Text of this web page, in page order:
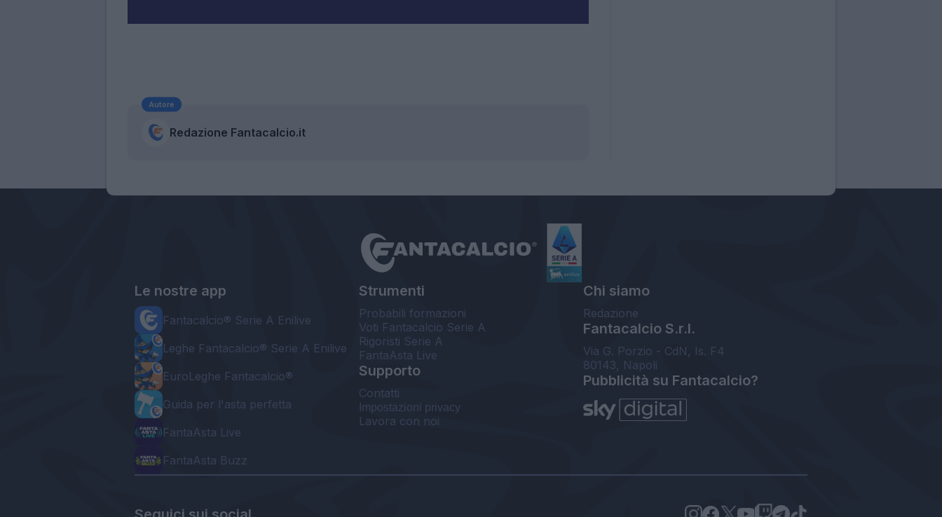
Autore
Redazione Fantacalcio.it
Le nostre app
Fantacalcio® Serie A Enilive
Leghe Fantacalcio® Serie A Enilive
EuroLeghe Fantacalcio®
Guida per l'asta perfetta
FantaAsta Live
FantaAsta Buzz
Strumenti
Probabili formazioni
Voti Fantacalcio Serie A
Rigoristi Serie A
FantaAsta Live
Supporto
Contatti
Impostazioni privacy
Lavora con noi
Chi siamo
Redazione
Fantacalcio S.r.l.
Via G. Porzio - CdN, Is. F4
80143, Napoli
Pubblicità su Fantacalcio?